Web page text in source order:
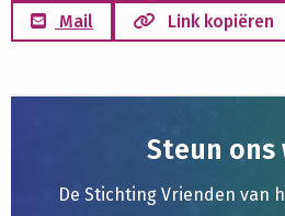
Mail
Link kopiëren
Steun ons
De Stichting Vrienden van